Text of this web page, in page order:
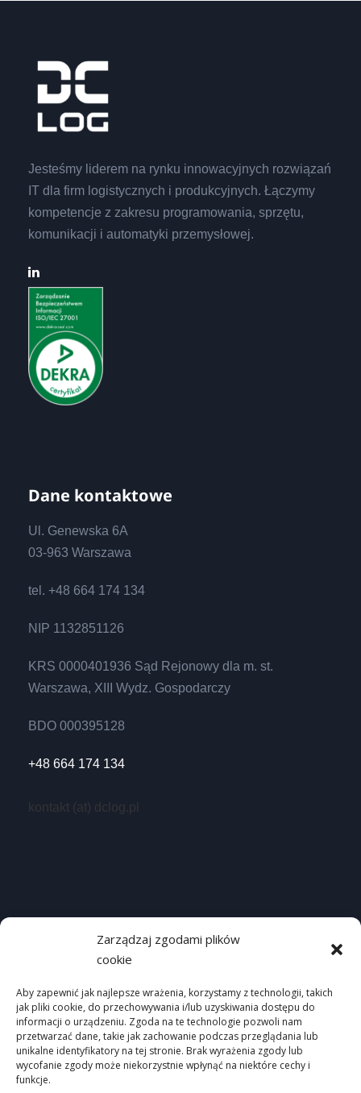
Zarządzaj zgodami plików
cookie
Aby zapewnić jak najlepsze wrażenia, korzystamy z technologii, takich
jak pliki cookie, do przechowywania i/lub uzyskiwania dostępu do
informacji o urządzeniu. Zgoda na te technologie pozwoli nam
przetwarzać dane, takie jak zachowanie podczas przeglądania lub
unikalne identyfikatory na tej stronie. Brak wyrażenia zgody lub
wycofanie zgody może niekorzystnie wpłynąć na niektóre cechy i
funkcje.
Jesteśmy liderem na rynku innowacyjnych rozwiązań
IT dla firm logistycznych i produkcyjnych. Łączymy
kompetencje z zakresu programowania, sprzętu,
komunikacji i automatyki przemysłowej.
Dane kontaktowe
Ul. Genewska 6A
03-963 Warszawa
tel. +48 664 174 134
NIP 1132851126
KRS 0000401936 Sąd Rejonowy dla m. st.
Warszawa, XIII Wydz. Gospodarczy
BDO 000395128
+48 664 174 134
kontakt (at) dclog.pl
Przydatne linki
Mapa strony